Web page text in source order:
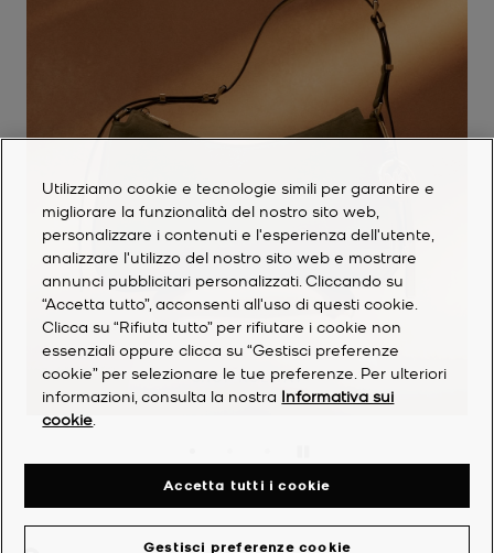
SHOP NOLITA
Pausa
Utilizziamo cookie e tecnologie simili per garantire e
migliorare la funzionalità del nostro sito web,
personalizzare i contenuti e l'esperienza dell'utente,
analizzare l'utilizzo del nostro sito web e mostrare
annunci pubblicitari personalizzati. Cliccando su
“Accetta tutto”, acconsenti all'uso di questi cookie.
Clicca su “Rifiuta tutto” per rifiutare i cookie non
essenziali oppure clicca su “Gestisci preferenze
cookie” per selezionare le tue preferenze. Per ulteriori
informazioni, consulta la nostra Informativa sui
cookie
Gestisci preferenze cookie
Accetta tutti i cookie